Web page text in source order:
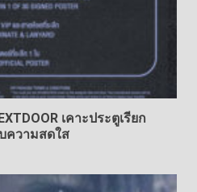
เคาะประตูเรียก
บความสดใส